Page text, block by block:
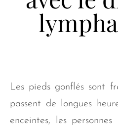
Les pieds gonflés sont
passent de longues
enceintes, les